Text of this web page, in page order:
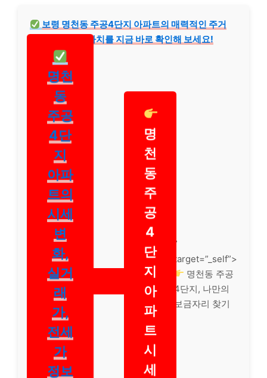
보령 명천동 주공4단지 아파트의 매력적인 주거
환경과 숨겨진 가치를 지금 바로 확인해 보세요!
명천
동
주공
4단
지
아파
트의
시세
변
화,
실거
래
가,
전세
가
정보
명
천
동
주
공
4
단
지
아
파
트
시
세
”
target=”_self”>
명천동 주공
4단지, 나만의
보금자리 찾기